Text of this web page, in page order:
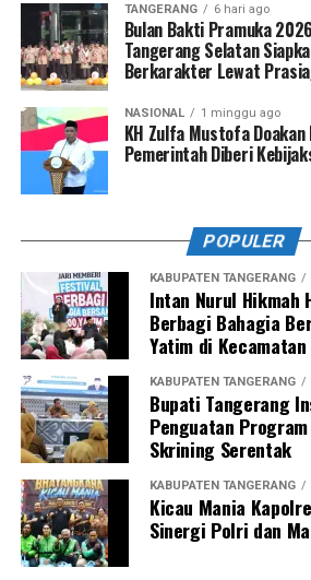
TANGERANG 6 hari ago
Bulan Bakti Pramuka
Tangerang Selatan
Berkarakter Lewat
NASIONAL 1 minggu ago
KH Zulfa Mustofa Doakan
Pemerintah Diberi
POPULER
KABUPATEN TANGERANG
Intan Nurul Hikmah
Berbagi Bahagia
Yatim di
KABUPATEN TANGERANG
Bupati Tangerang
Penguatan
Skrining Serentak
KABUPATEN TANGERANG
Kicau Mania
Sinergi Polri dan